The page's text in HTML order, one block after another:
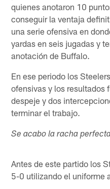
quienes anotaron 10
conseguir la ventaja
una serie ofensiva en
yardas en seis jugadas y
anotación de Buffalo.
En ese periodo los
ofensivas y los resultados
despeje y dos
terminar el trabajo.
Se acabo la racha
Antes de este partido los
5-0 utilizando el uniforme